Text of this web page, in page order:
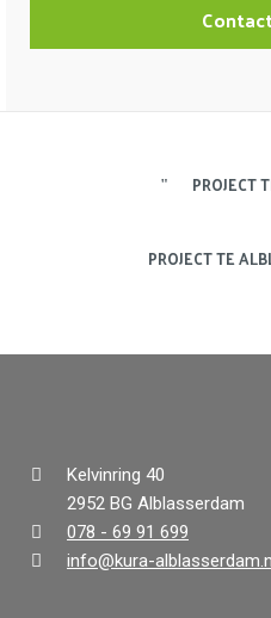
PROJECT
PROJECT TE
Kelvinring 40
2952 BG Alblasserdam
078 - 69 91 699
info@kura-